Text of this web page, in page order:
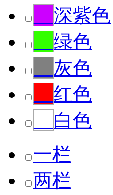
深紫色
绿色
灰色
红色
白色
一栏
两栏